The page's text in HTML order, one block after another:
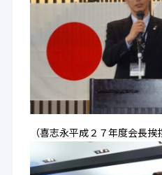
（喜志永平成２７年度会長挨